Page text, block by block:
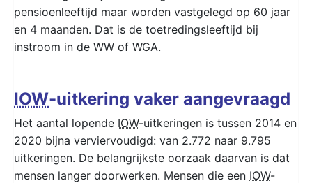
pensioenleeftijd maar worden vastgelegd op 60 jaar
en 4 maanden. Dat is de toetredingsleeftijd bij
instroom in de WW of WGA.
IOW-uitkering vaker aangevraagd
Het aantal lopende IOW-uitkeringen is tussen 2014 en
2020 bijna verviervoudigd: van 2.772 naar 9.795
uitkeringen. De belangrijkste oorzaak daarvan is dat
mensen langer doorwerken. Mensen die een IOW-